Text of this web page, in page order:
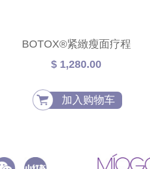
BOTOX®紧緻瘦面疗程
$ 1,280.00
加入购物车